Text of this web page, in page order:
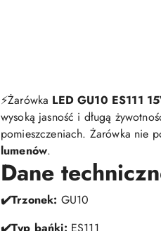
⚡️Żarówka LED GU10 ES111
wysoką jasność i długą
pomieszczeniach. Żarówka nie
lumenów.
Dane
✔️Trzonek: GU10